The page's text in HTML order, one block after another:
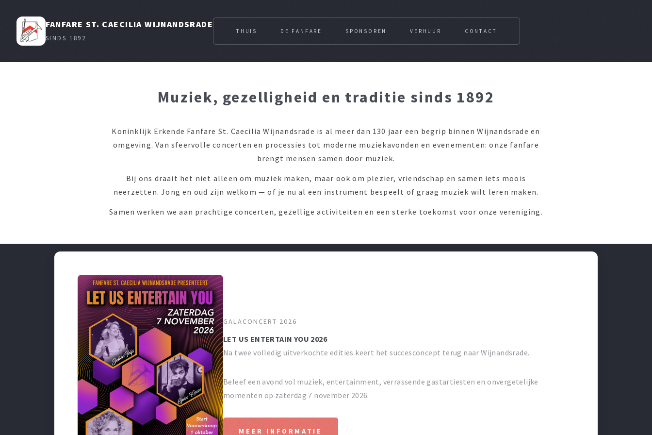
FANFARE ST. CAECILIA WIJNANDSRADE
SINDS 1892
THUIS DE FANFARE SPONSOREN VERHUUR CONTACT
Muziek, gezelligheid en traditie sinds 1892
Koninklijk Erkende Fanfare St. Caecilia Wijnandsrade is al meer dan 130 jaar een begrip binnen Wijnandsrade en
omgeving. Van sfeervolle concerten en processies tot moderne muziekavonden en evenementen: onze fanfare
brengt mensen samen door muziek.
Bij ons draait het niet alleen om muziek maken, maar ook om plezier, vriendschap en samen iets moois
neerzetten. Jong en oud zijn welkom — of je nu al een instrument bespeelt of graag muziek wilt leren maken.
Samen werken we aan prachtige concerten, gezellige activiteiten en een sterke toekomst voor onze vereniging.
GALACONCERT 2026
LET US ENTERTAIN YOU 2026
Na twee volledig uitverkochte edities keert het succesconcept terug naar Wijnandsrade.
Beleef een avond vol muziek, entertainment, verrassende gastartiesten en onvergetelijke
momenten op zaterdag 7 november 2026.
MEER INFORMATIE